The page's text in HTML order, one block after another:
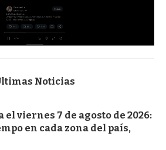
Noticias
el viernes 7 de agosto de 2026:
en cada zona del país,